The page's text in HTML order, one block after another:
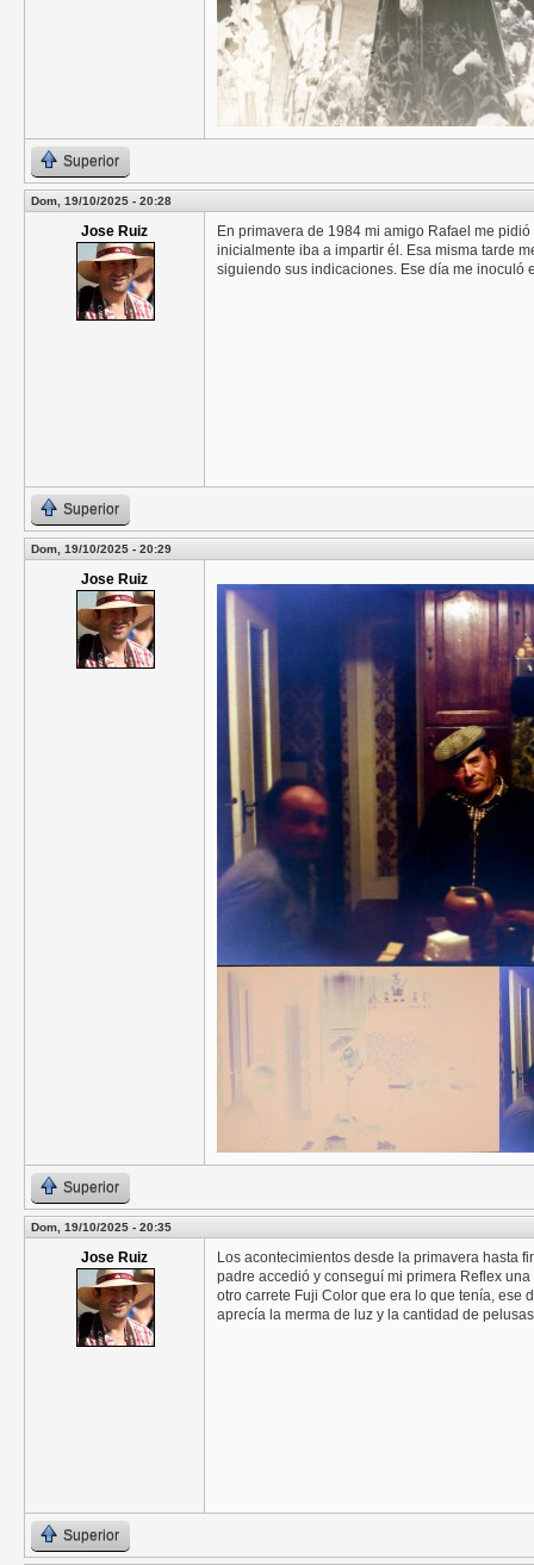
Superior
Dom, 19/10/2025 - 20:28
Jose Ruiz
En primavera de 1984 mi amigo Rafael me
inicialmente iba a impartir él. Esa misma tarde
siguiendo sus indicaciones. Ese día me inoculó
Superior
Dom, 19/10/2025 - 20:29
Jose Ruiz
Superior
Dom, 19/10/2025 - 20:35
Jose Ruiz
Los acontecimientos desde la primavera hasta
padre accedió y conseguí mi primera Reflex
otro carrete Fuji Color que era lo que tenía, ese
aprecía la merma de luz y la cantidad de
Superior